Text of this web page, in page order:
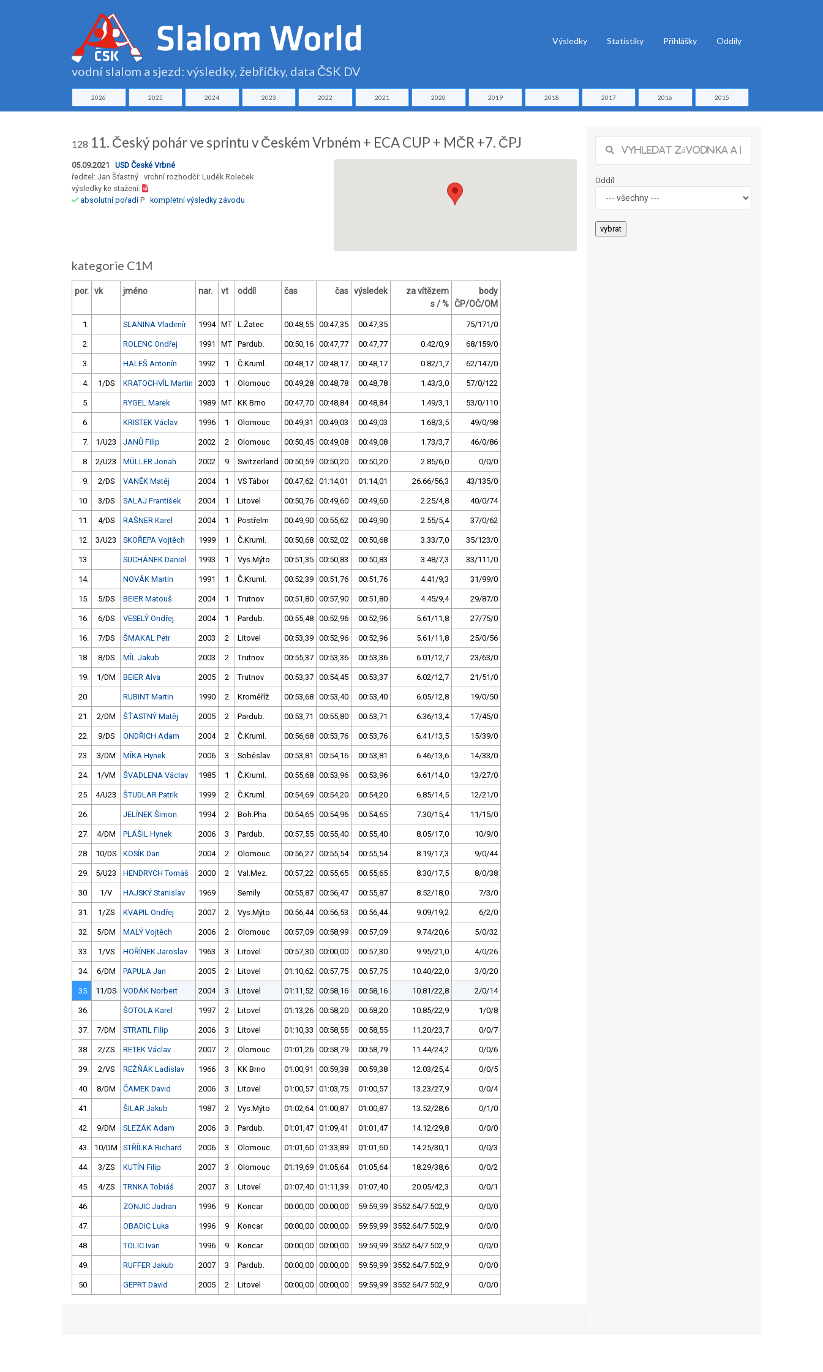
vodní slalom a sjezd: výsledky, žebříčky, data ČSK DV
Výsledky Statistiky Přihlášky Oddíly
2026 2025 2024 2023 2022 2021 2020 2019 2018 2017 2016 2015
128 11. Český pohár ve sprintu v Českém Vrbném + ECA CUP + MČR +7. ČPJ
05.09.2021 USD České Vrbné
ředitel: Jan Šťastný vrchní rozhodčí: Luděk Roleček
výsledky ke stažení:
absolutní pořadíP kompletní výsledky závodu
kategorie C1M
por. vk jméno nar. vt oddíl čas čas výsledek
za vítězem
s / %
body
ČP/OČ/OM
1. SLANINA Vladimír 1994 MT L.Žatec 00:48,55 00:47,35 00:47,35 75/171/0
2. ROLENC Ondřej 1991 MT Pardub. 00:50,16 00:47,77 00:47,77 0.42/0,9 68/159/0
3. HALEŠ Antonín 1992 1 Č.Kruml. 00:48,17 00:48,17 00:48,17 0.82/1,7 62/147/0
4. 1/DS KRATOCHVÍL Martin 2003 1 Olomouc 00:49,28 00:48,78 00:48,78 1.43/3,0 57/0/122
5. RYGEL Marek 1989 MT KK Brno 00:47,70 00:48,84 00:48,84 1.49/3,1 53/0/110
6. KRISTEK Václav 1996 1 Olomouc 00:49,31 00:49,03 00:49,03 1.68/3,5 49/0/98
7. 1/U23 JANŮ Filip 2002 2 Olomouc 00:50,45 00:49,08 00:49,08 1.73/3,7 46/0/86
8. 2/U23 MÜLLER Jonah 2002 9 Switzerland 00:50,59 00:50,20 00:50,20 2.85/6,0 0/0/0
9. 2/DS VANĚK Matěj 2004 1 VS Tábor 00:47,62 01:14,01 01:14,01 26.66/56,3 43/135/0
10. 3/DS SALAJ František 2004 1 Litovel 00:50,76 00:49,60 00:49,60 2.25/4,8 40/0/74
11. 4/DS RAŠNER Karel 2004 1 Postřelm 00:49,90 00:55,62 00:49,90 2.55/5,4 37/0/62
12. 3/U23 SKOŘEPA Vojtěch 1999 1 Č.Kruml. 00:50,68 00:52,02 00:50,68 3.33/7,0 35/123/0
13. SUCHÁNEK Daniel 1993 1 Vys.Mýto 00:51,35 00:50,83 00:50,83 3.48/7,3 33/111/0
14. NOVÁK Martin 1991 1 Č.Kruml. 00:52,39 00:51,76 00:51,76 4.41/9,3 31/99/0
15. 5/DS BEIER Matouš 2004 1 Trutnov 00:51,80 00:57,90 00:51,80 4.45/9,4 29/87/0
16. 6/DS VESELÝ Ondřej 2004 1 Pardub. 00:55,48 00:52,96 00:52,96 5.61/11,8 27/75/0
16. 7/DS ŠMAKAL Petr 2003 2 Litovel 00:53,39 00:52,96 00:52,96 5.61/11,8 25/0/56
18. 8/DS MÍL Jakub 2003 2 Trutnov 00:55,37 00:53,36 00:53,36 6.01/12,7 23/63/0
19. 1/DM BEIER Alva 2005 2 Trutnov 00:53,37 00:54,45 00:53,37 6.02/12,7 21/51/0
20. RUBINT Martin 1990 2 Kroměříž 00:53,68 00:53,40 00:53,40 6.05/12,8 19/0/50
21. 2/DM ŠŤASTNÝ Matěj 2005 2 Pardub. 00:53,71 00:55,80 00:53,71 6.36/13,4 17/45/0
22. 9/DS ONDŘICH Adam 2004 2 Č.Kruml. 00:56,68 00:53,76 00:53,76 6.41/13,5 15/39/0
23. 3/DM MÍKA Hynek 2006 3 Soběslav 00:53,81 00:54,16 00:53,81 6.46/13,6 14/33/0
24. 1/VM ŠVADLENA Václav 1985 1 Č.Kruml. 00:55,68 00:53,96 00:53,96 6.61/14,0 13/27/0
25. 4/U23 ŠTUDLAR Patrik 1999 2 Č.Kruml. 00:54,69 00:54,20 00:54,20 6.85/14,5 12/21/0
26. JELÍNEK Šimon 1994 2 Boh.Pha 00:54,65 00:54,96 00:54,65 7.30/15,4 11/15/0
27. 4/DM PLÁŠIL Hynek 2006 3 Pardub. 00:57,55 00:55,40 00:55,40 8.05/17,0 10/9/0
28. 10/DS KOSÍK Dan 2004 2 Olomouc 00:56,27 00:55,54 00:55,54 8.19/17,3 9/0/44
29. 5/U23 HENDRYCH Tomáš 2000 2 Val.Mez. 00:57,22 00:55,65 00:55,65 8.30/17,5 8/0/38
30. 1/V HAJSKÝ Stanislav 1969 Semily 00:55,87 00:56,47 00:55,87 8.52/18,0 7/3/0
31. 1/ZS KVAPIL Ondřej 2007 2 Vys.Mýto 00:56,44 00:56,53 00:56,44 9.09/19,2 6/2/0
32. 5/DM MALÝ Vojtěch 2006 2 Olomouc 00:57,09 00:58,99 00:57,09 9.74/20,6 5/0/32
33. 1/VS HOŘÍNEK Jaroslav 1963 3 Litovel 00:57,30 00:00,00 00:57,30 9.95/21,0 4/0/26
34. 6/DM PAPULA Jan 2005 2 Litovel 01:10,62 00:57,75 00:57,75 10.40/22,0 3/0/20
35. 11/DS VODÁK Norbert 2004 3 Litovel 01:11,52 00:58,16 00:58,16 10.81/22,8 2/0/14
36. ŠOTOLA Karel 1997 2 Litovel 01:13,26 00:58,20 00:58,20 10.85/22,9 1/0/8
37. 7/DM STRATIL Filip 2006 3 Litovel 01:10,33 00:58,55 00:58,55 11.20/23,7 0/0/7
38. 2/ZS RETEK Václav 2007 2 Olomouc 01:01,26 00:58,79 00:58,79 11.44/24,2 0/0/6
39. 2/VS REŽŇÁK Ladislav 1966 3 KK Brno 01:00,91 00:59,38 00:59,38 12.03/25,4 0/0/5
40. 8/DM ČAMEK David 2006 3 Litovel 01:00,57 01:03,75 01:00,57 13.23/27,9 0/0/4
41. ŠILAR Jakub 1987 2 Vys.Mýto 01:02,64 01:00,87 01:00,87 13.52/28,6 0/1/0
42. 9/DM SLEZÁK Adam 2006 3 Pardub. 01:01,47 01:09,41 01:01,47 14.12/29,8 0/0/0
43. 10/DM STŘÍLKA Richard 2006 3 Olomouc 01:01,60 01:33,89 01:01,60 14.25/30,1 0/0/3
44. 3/ZS KUTÍN Filip 2007 3 Olomouc 01:19,69 01:05,64 01:05,64 18.29/38,6 0/0/2
45. 4/ZS TRNKA Tobiáš 2007 3 Litovel 01:07,40 01:11,39 01:07,40 20.05/42,3 0/0/1
46. ZONJIC Jadran 1996 9 Koncar 00:00,00 00:00,00 59:59,99 3552.64/7.502,9 0/0/0
47. OBADIC Luka 1996 9 Koncar 00:00,00 00:00,00 59:59,99 3552.64/7.502,9 0/0/0
48. TOLIC Ivan 1996 9 Koncar 00:00,00 00:00,00 59:59,99 3552.64/7.502,9 0/0/0
49. RUFFER Jakub 2007 3 Pardub. 00:00,00 00:00,00 59:59,99 3552.64/7.502,9 0/0/0
50. GEPRT David 2005 2 Litovel 00:00,00 00:00,00 59:59,99 3552.64/7.502,9 0/0/0
Oddíl